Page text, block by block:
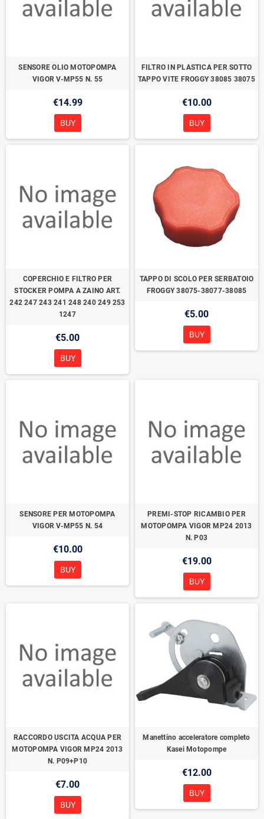
SENSORE OLIO MOTOPOMPA
VIGOR V-MP55 N. 55
€14.99
BUY
FILTRO IN PLASTICA PER SOTTO
TAPPO VITE FROGGY 38085 38075
€10.00
BUY
COPERCHIO E FILTRO PER
STOCKER POMPA A ZAINO ART.
242 247 243 241 248 240 249 253
1247
€5.00
BUY
TAPPO DI SCOLO PER SERBATOIO
FROGGY 38075-38077-38085
€5.00
BUY
SENSORE PER MOTOPOMPA
VIGOR V-MP55 N. 54
€10.00
BUY
PREMI-STOP RICAMBIO PER
MOTOPOMPA VIGOR MP24 2013
N. P03
€19.00
BUY
RACCORDO USCITA ACQUA PER
MOTOPOMPA VIGOR MP24 2013
N. P09+P10
€7.00
BUY
Manettino acceleratore completo
Kasei Motopompe
€12.00
BUY